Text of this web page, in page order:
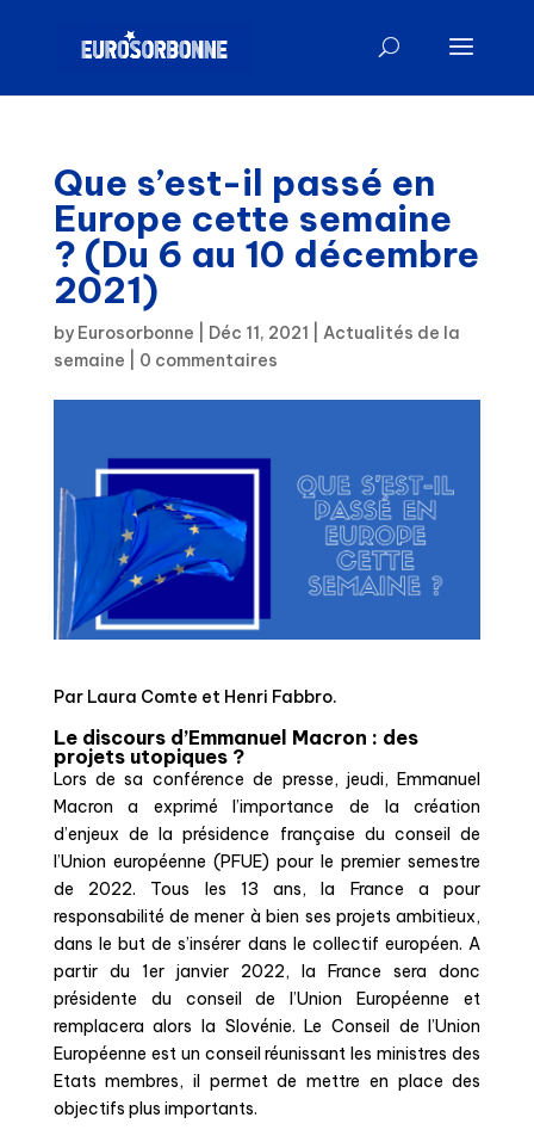
Que s’est-il passé en
Europe cette semaine
? (Du 6 au 10 décembre
2021)
by Eurosorbonne Déc 11, 2021
Actualités de la
semaine
0 commentaires
Par Laura Comte et Henri Fabbro.
Le discours d’Emmanuel Macron : des
projets utopiques ?
Lors de sa conférence de presse, jeudi, Emmanuel
Macron a exprimé l’importance de la création
d’enjeux de la présidence française du conseil de
l’Union européenne (PFUE) pour le premier semestre
de 2022. Tous les 13 ans, la France a pour
responsabilité de mener à bien ses projets ambitieux,
dans le but de s’insérer dans le collectif européen. A
partir du 1er janvier 2022, la France sera donc
présidente du conseil de l’Union Européenne et
remplacera alors la Slovénie. Le Conseil de l’Union
Européenne est un conseil réunissant les ministres des
Etats membres, il permet de mettre en place des
objectifs plus importants.